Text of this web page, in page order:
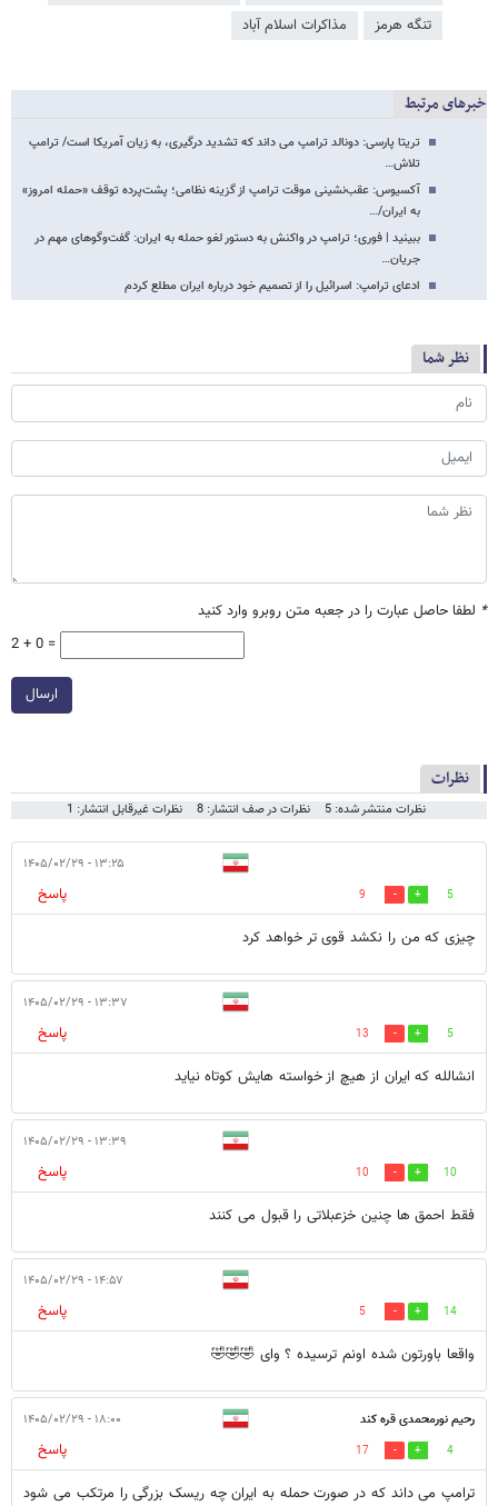
تنگه هرمز
مذاکرات اسلام آباد
خبرهای مرتبط
تریتا پارسی: دونالد ترامپ می داند که تشدید درگیری، به زیان آمریکا است/ ترامپ
تلاش…
آکسیوس: عقب‌نشینی موقت ترامپ از گزینه نظامی؛ پشت‌پرده توقف «حمله امروز»
به ایران/…
ببینید | فوری؛ ترامپ در واکنش به دستور لغو حمله به ایران: گفت‌وگوهای مهم در
جریان…
ادعای ترامپ: اسرائیل را از تصمیم خود درباره ایران مطلع کردم
نظر شما
* لطفا حاصل عبارت را در جعبه متن روبرو وارد کنید
2 + 0 =
ارسال
نظرات
نظرات منتشر شده: 5 نظرات در صف انتشار: 8 نظرات غیرقابل انتشار: 1
۱۳:۲۵ - ۱۴۰۵/۰۲/۲۹
5
9
پاسخ
چیزی که من را نکشد قوی تر خواهد کرد
۱۳:۳۷ - ۱۴۰۵/۰۲/۲۹
5
13
پاسخ
انشالله که ایران از هیچ از خواسته هایش کوتاه نیاید
۱۳:۳۹ - ۱۴۰۵/۰۲/۲۹
10
10
پاسخ
فقط احمق ها چنین خزعبلاتی را قبول می کنند
۱۴:۵۷ - ۱۴۰۵/۰۲/۲۹
14
5
پاسخ
واقعا باورتون شده اونم ترسیده ؟ وای 🤣🤣🤣
رحیم نورمحمدی قره کند ۱۸:۰۰ - ۱۴۰۵/۰۲/۲۹
4
17
پاسخ
ترامپ می داند که در صورت حمله به ایران چه ریسک بزرگی را مرتکب می شود